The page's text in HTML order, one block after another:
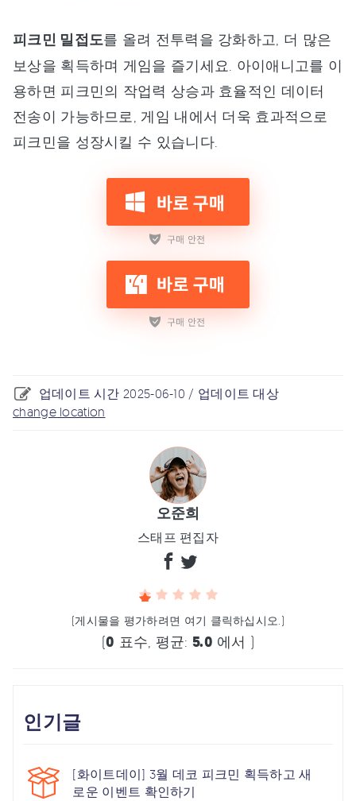
피크민 밀접도를 올려 전투력을 강화하고, 더 많은
보상을 획득하며 게임을 즐기세요. 아이애니고를 이
용하면 피크민의 작업력 상승과 효율적인 데이터
전송이 가능하므로, 게임 내에서 더욱 효과적으로
피크민을 성장시킬 수 있습니다.
업데이트 시간 2025-06-10 / 업데이트 대상
change location
오준희
스태프 편집자
(게시물을 평가하려면 여기 클릭하십시오.)
(0 표수, 평균: 5.0 에서 )
인기글
[화이트데이] 3월 데코 피크민 획득하고 새
로운 이벤트 확인하기